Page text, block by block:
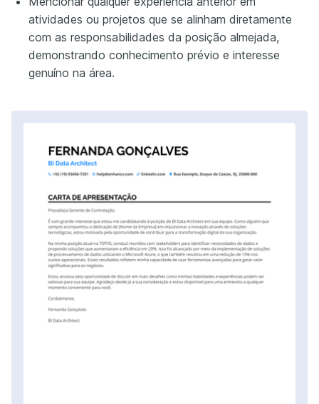
atividades ou projetos que se alinham diretamente
com as responsabilidades da posição almejada,
demonstrando conhecimento prévio e interesse
genuíno na área.